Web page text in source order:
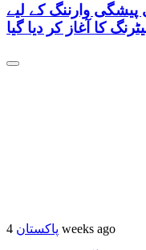
وارننگ کے لیے
کا آغاز کر دیا گیا
پاکستان 4 weeks ago